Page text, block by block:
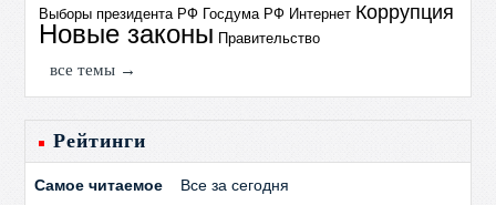
Выборы президента РФ Госдума РФ Интернет Коррупция
Новые законы Правительство
все темы →
Рейтинги
Самое читаемое Все за сегодня